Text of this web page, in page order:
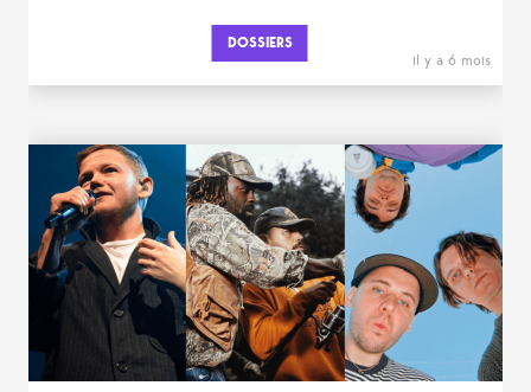
DOSSIERS
il y a 6 mois